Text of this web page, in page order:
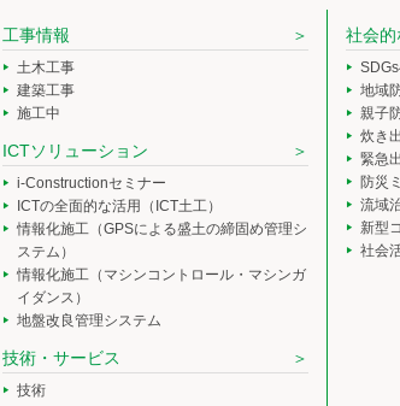
工事情報
土木工事
建築工事
施工中
ICTソリューション
i-Constructionセミナー
ICTの全面的な活用（ICT土工）
情報化施工（GPSによる盛土の締固め管理シ
ステム）
情報化施工（マシンコントロール・マシンガ
イダンス）
地盤改良管理システム
技術・サービス
技術
社会的
地域
親子
炊き
緊急
防災
流域
新型
社会